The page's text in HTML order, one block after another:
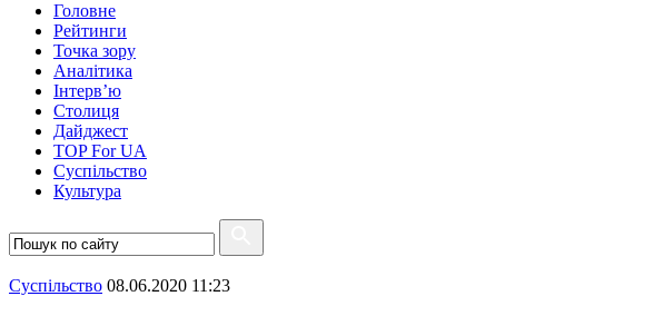
Головне
Рейтинги
Точка зору
Аналітика
Інтерв’ю
Столиця
Дайджест
TOP For UA
Суспiльство
Культура
Суспiльство 08.06.2020 11:23